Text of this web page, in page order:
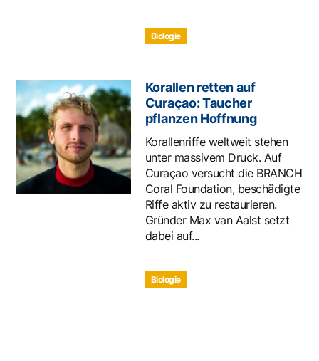
Biologie
Korallen retten auf
Curaçao: Taucher
pflanzen Hoffnung
Korallenriffe weltweit stehen
unter massivem Druck. Auf
Curaçao versucht die BRANCH
Coral Foundation, beschädigte
Riffe aktiv zu restaurieren.
Gründer Max van Aalst setzt
dabei auf...
Biologie